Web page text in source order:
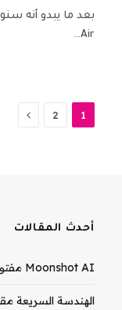
Air…
1
2 التالي
أحدث المقالات
Moonshot AI مفتوح المصدر MoonEP: مكتبة موازية للخبراء متوازنة تمامًا لتدريب وزارة التربية والتعليم
الهندسة السريعة